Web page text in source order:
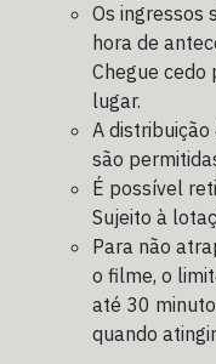
Os ingressos
hora de
Chegue cedo
lugar.
A
são
É possível
Sujeito à
Para não
o filme, o
até 30
quando